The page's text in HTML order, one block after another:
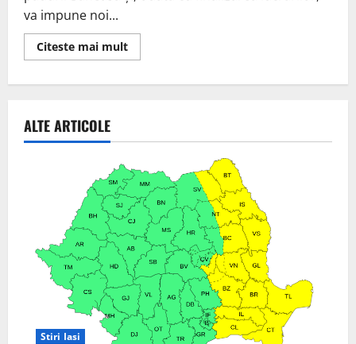
va impune noi...
Citeste mai multRead
more
proiect
to
rent”
din
portofoliul
Țiriac
Imobiliare,
Stejarii
Collection,
sunt
pe
ultima
sută
de
metri
ALTE ARTICOLE
Stiri Iasi